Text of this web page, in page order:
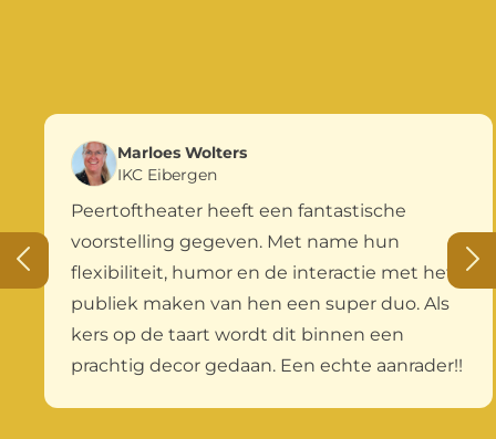
Marloes Wolters
IKC Eibergen
Peertoftheater heeft een fantastische
voorstelling gegeven. Met name hun
flexibiliteit, humor en de interactie met het
publiek maken van hen een super duo. Als
kers op de taart wordt dit binnen een
prachtig decor gedaan. Een echte aanrader!!